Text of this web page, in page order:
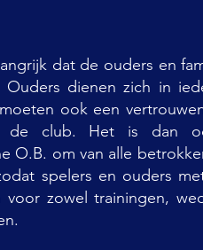
dat de ouders en
dienen zich in
ook een
de club. Het is dan
O.B. om van alle
spelers en ouders
voor zowel trainingen,